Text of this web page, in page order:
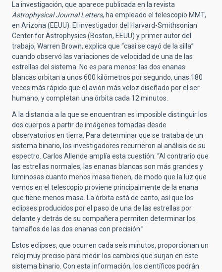
La investigación, que aparece publicada en la revista
Astrophysical Journal Letters, ha empleado el telescopio MMT,
en Arizona (EEUU). El investigador del Harvard-Smithsonian
Center for Astrophysics (Boston, EEUU) y primer autor del
trabajo, Warren Brown, explica que “casi se cayó de la silla”
cuando observó las variaciones de velocidad de una de las
estrellas del sistema. No es para menos: las dos enanas
blancas orbitan a unos 600 kilómetros por segundo, unas 180
veces más rápido que el avión más veloz diseñado por el ser
humano, y completan una órbita cada 12 minutos.
A la distancia a la que se encuentran es imposible distinguir los
dos cuerpos a partir de imágenes tomadas desde
observatorios en tierra. Para determinar que se trataba de un
sistema binario, los investigadores recurrieron al análisis de su
espectro. Carlos Allende amplía esta cuestión: “Al contrario que
las estrellas normales, las enanas blancas son más grandes y
luminosas cuanto menos masa tienen, de modo que la luz que
vemos en el telescopio proviene principalmente de la enana
que tiene menos masa. La órbita está de canto, así que los
eclipses producidos por el paso de una de las estrellas por
delante y detrás de su compañera permiten determinar los
tamaños de las dos enanas con precisión.”
Estos eclipses, que ocurren cada seis minutos, proporcionan un
reloj muy preciso para medir los cambios que surjan en este
sistema binario. Con esta información, los científicos podrán